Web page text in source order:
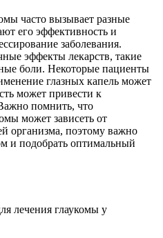
часто вызывает разные
его эффективность и
заболевания.
эффекты лекарств, такие
боли. Некоторые пациенты
глазных капель может
может привести к
помнить, что
может зависеть от
организма, поэтому важно
и подобрать оптимальный
лечения глаукомы у